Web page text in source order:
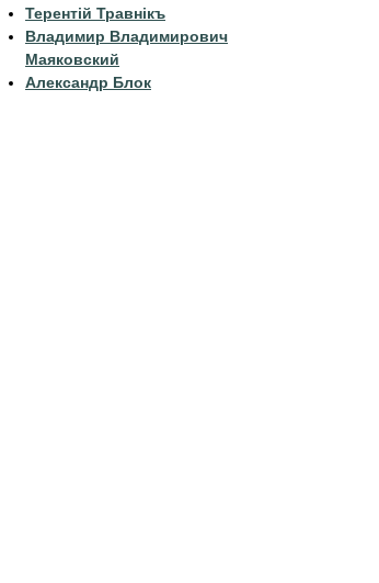
Терентiй Травнiкъ
Владимир Владимирович
Маяковский
Александр Блок